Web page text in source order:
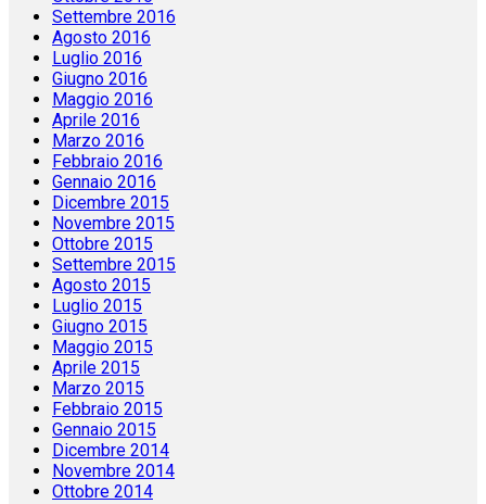
Settembre 2016
Agosto 2016
Luglio 2016
Giugno 2016
Maggio 2016
Aprile 2016
Marzo 2016
Febbraio 2016
Gennaio 2016
Dicembre 2015
Novembre 2015
Ottobre 2015
Settembre 2015
Agosto 2015
Luglio 2015
Giugno 2015
Maggio 2015
Aprile 2015
Marzo 2015
Febbraio 2015
Gennaio 2015
Dicembre 2014
Novembre 2014
Ottobre 2014